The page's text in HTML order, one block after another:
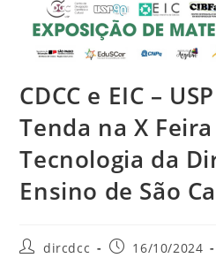
CDCC e EIC –
Tenda na X
Tecnologia da
Ensino de São
dircdcc 16/10/2024